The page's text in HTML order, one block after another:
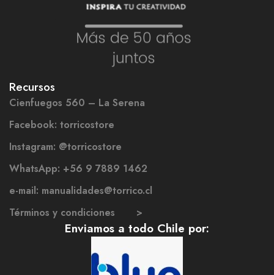
Recursos
Cienfuegos 560 – La Serena
Facebook: torricostore
Instagram: @torricostore
WhatsApp: +56 9 7889 1462
e-mail: manualidades@torrico.cl
Términos y condiciones >
Enviamos a todo Chile por: